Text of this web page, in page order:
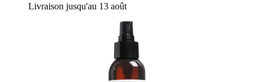
Livraison jusqu'au 13 août